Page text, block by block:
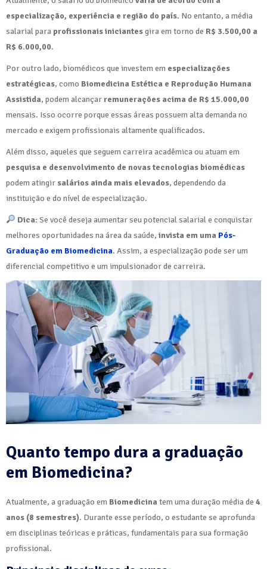
especialização, experiência e região do país. No entanto, a média
salarial para profissionais iniciantesgira em torno de R$ 3.500,00 a
R$ 6.000,00.
Por outro lado, biomédicos que investem em especializações
estratégicas, como Biomedicina Estética e Reprodução Humana
Assistida, podem alcançarremunerações acima de R$ 15.000,00
mensais. Isso ocorre porque essas áreas possuem alta demanda no
mercado e exigem profissionais altamente qualificados.
Além disso, aqueles que seguem carreira acadêmica ou atuam em
pesquisa e desenvolvimento de novas tecnologias biomédicas
podem atingir salários ainda mais elevados, dependendo da
instituição e do nível de especialização.
Dica:Se você deseja aumentar seu potencial salarial e conquistar
melhores oportunidades na área da saúde, invista em uma Pós-
Graduação em Biomedicina. Assim, a especialização pode ser um
diferencial competitivo e um impulsionador de carreira.
Quanto tempo dura a graduação
em Biomedicina?
Atualmente, a graduação em Biomedicina tem uma duração média de 4
anos (8 semestres). Durante esse período, o estudante se aprofunda
em disciplinas teóricas e práticas, fundamentais para sua formação
profissional.